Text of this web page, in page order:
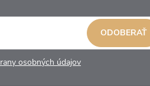
osobných údajov
ODOBERAŤ